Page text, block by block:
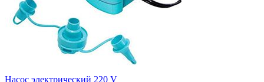
Насос электрический 220 V